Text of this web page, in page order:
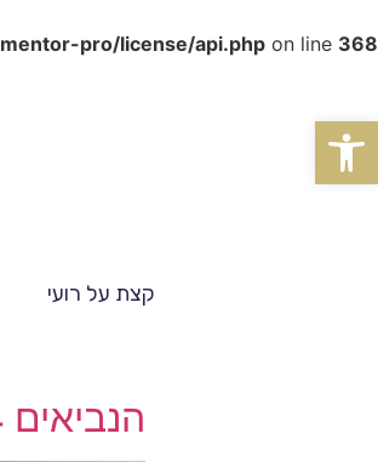
פתח סרגל נגישות
pro/license/api.php on line 368
קצת על רועי
הנביאים 14